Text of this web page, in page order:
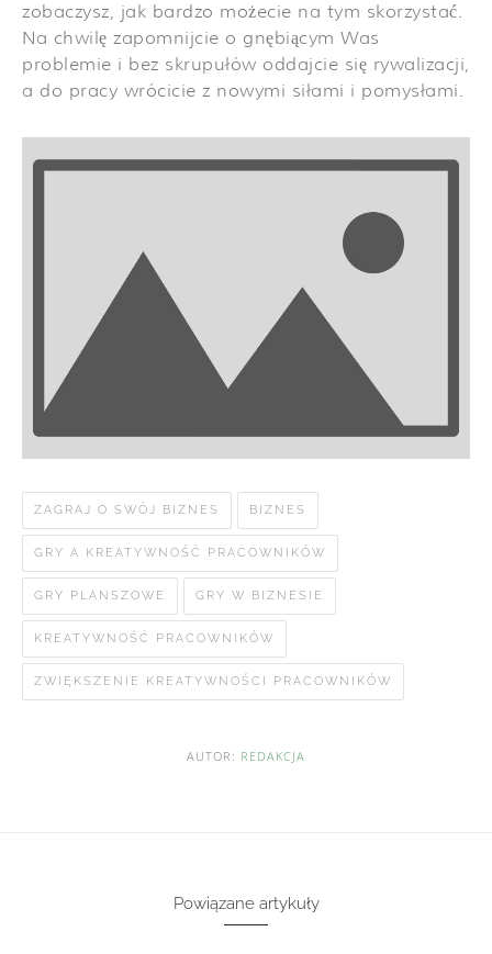
zobaczysz, jak bardzo możecie na tym skorzystać.
Na chwilę zapomnijcie o gnębiącym Was
problemie i bez skrupułów oddajcie się rywalizacji,
a do pracy wrócicie z nowymi siłami i pomysłami.
ZAGRAJ O SWÓJ BIZNES BIZNES
GRY A KREATYWNOŚĆ PRACOWNIKÓW
GRY PLANSZOWE GRY W BIZNESIE
KREATYWNOŚĆ PRACOWNIKÓW
ZWIĘKSZENIE KREATYWNOŚCI PRACOWNIKÓW
AUTOR: REDAKCJA
Powiązane artykuły